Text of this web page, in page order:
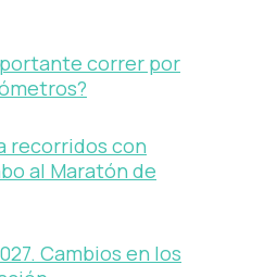
correr por
recorridos con
al Maratón de
Cambios en los